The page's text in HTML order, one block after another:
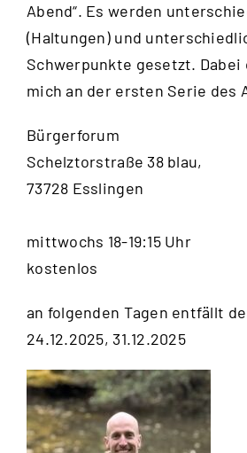
Abend“. Es werden
(Haltungen) und
Schwerpunkte gesetzt.
mich an der ersten Serie des
Bürgerforum
Schelztorstraße 38 blau,
73728 Esslingen
mittwochs 18-19:15 Uhr
kostenlos
an folgenden Tagen entfällt
24.12.2025, 31.12.2025